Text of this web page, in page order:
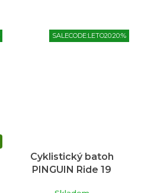
SALECODE:LETO20:20:%
Cyklistický batoh
PINGUIN Ride 19